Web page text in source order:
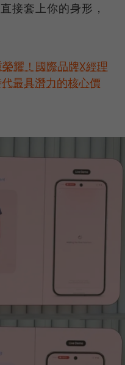
接套上你的身形，
耀！國際品牌X經理
最具潛力的核心價